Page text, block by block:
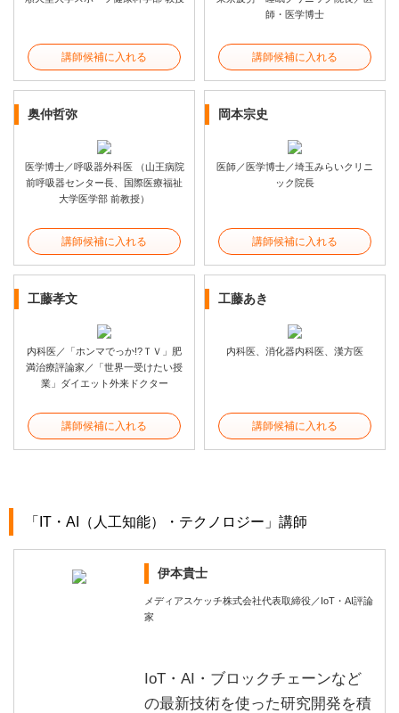
講師候補に入れる
師・医学博士
講師候補に入れる
奥仲哲弥
医学博士／呼吸器外科医 （山王病院
前呼吸器センター長、国際医療福祉
大学医学部 前教授）
講師候補に入れる
岡本宗史
医師／医学博士／埼玉みらいクリニ
ック院長
講師候補に入れる
工藤孝文
内科医／「ホンマでっか!?ＴＶ」肥
満治療評論家／「世界一受けたい授
業」ダイエット外来ドクター
講師候補に入れる
工藤あき
内科医、消化器内科医、漢方医
講師候補に入れる
「IT・AI（人工知能）・テクノロジー」講師
伊本貴士
メディアスケッチ株式会社代表取締役／IoT・AI評論
家
IoT・AI・ブロックチェーンなど
の最新技術を使った研究開発を積